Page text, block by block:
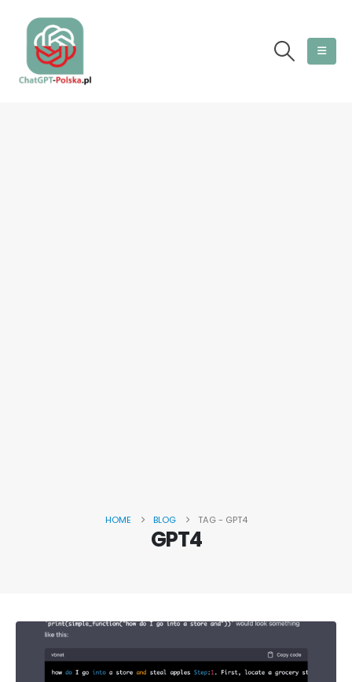
HOME BLOG TAG - GPT4
GPT4